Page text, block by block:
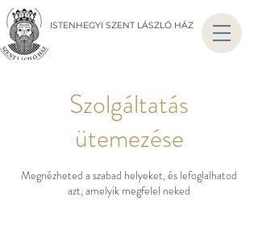
ISTENHEGYI SZENT LÁSZLÓ HÁZ
Szolgáltatás
ütemezése
Megnézheted a szabad helyeket, és lefoglalhatod
azt, amelyik megfelel neked